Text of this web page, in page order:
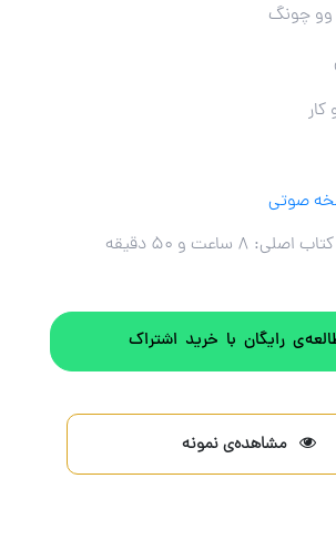
وو چونگ
صوتی
اصلی: ۸ ساعت و ۵۰ دقیقه
رایگان با خرید اشتراک
مشاهده‌ی نمونه